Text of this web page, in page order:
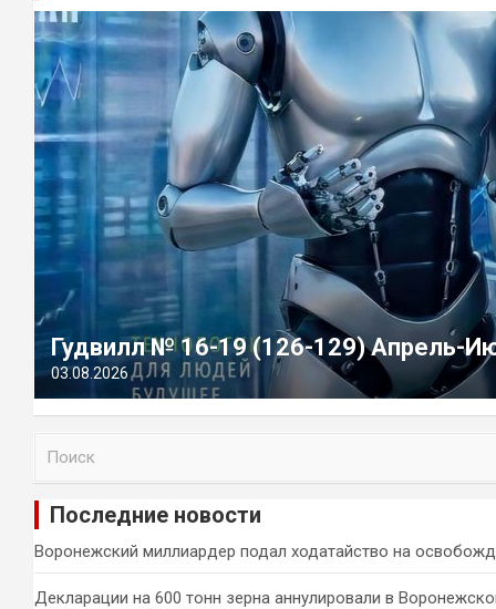
Гудвилл № 16-19 (126-129) Апрель-
03.08.2026
и
Последние новости
Воронежский миллиардер подал ходатайство на
Декларации на 600 тонн зерна аннулировали в